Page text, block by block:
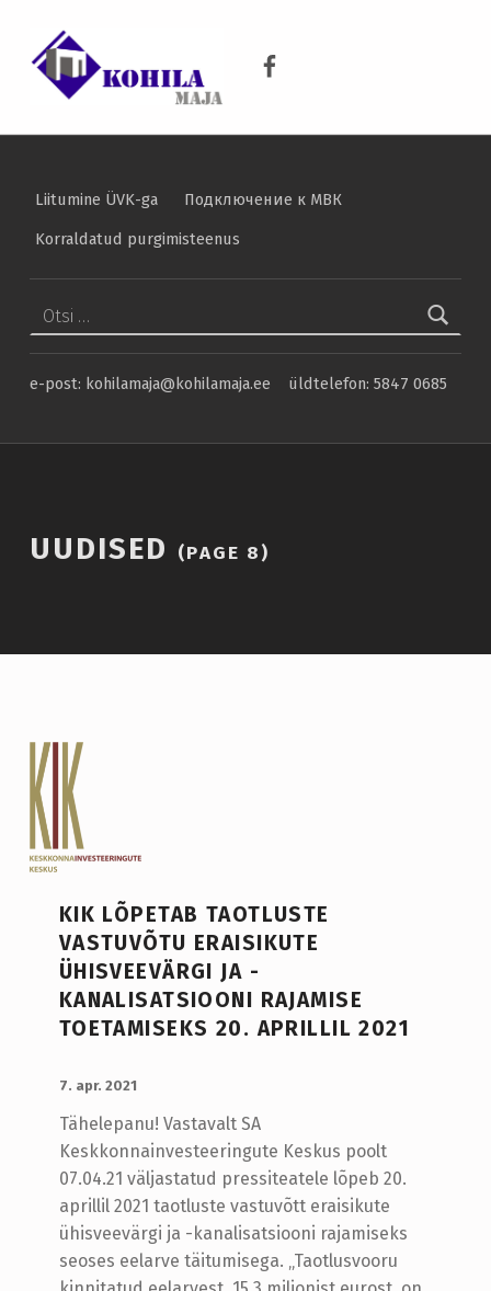
Liitumine ÜVK-ga
Подключение к МВК
Korraldatud purgimisteenus
e-post: kohilamaja@kohilamaja.ee üldtelefon: 5847 0685
Introduction
UUDISED (PAGE 8)
UUDISED
(PAGE
8)
KIK LÕPETAB TAOTLUSTE
VASTUVÕTU ERAISIKUTE
ÜHISVEEVÄRGI JA -
KANALISATSIOONI RAJAMISE
TOETAMISEKS 20. APRILLIL 2021
7. apr. 2021
Tähelepanu! Vastavalt SA
Keskkonnainvesteeringute Keskus poolt
07.04.21 väljastatud pressiteatele lõpeb 20.
aprillil 2021 taotluste vastuvõtt eraisikute
ühisveevärgi ja -kanalisatsiooni rajamiseks
seoses eelarve täitumisega. „Taotlusvooru